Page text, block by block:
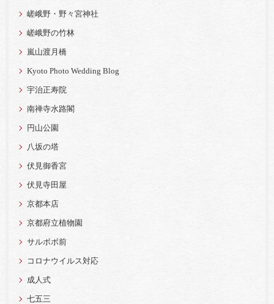
嵯峨野・野々宮神社
嵯峨野の竹林
嵐山渡月橋
Kyoto Photo Wedding Blog
宇治正寿院
南禅寺水路閣
円山公園
八坂の塔
伏見御香宮
伏見寺田屋
京都本店
京都府立植物園
サルボボ前
コロナウイルス対応
成人式
七五三